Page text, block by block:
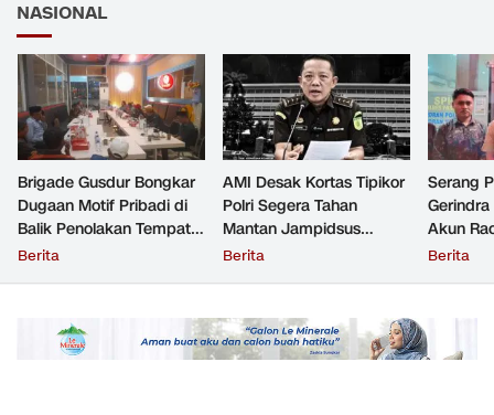
NASIONAL
Brigade Gusdur Bongkar
Dugaan Motif Pribadi di
Balik Penolakan Tempat
Ibadah GKJW Bangil
Berita
AMI Desak Kortas Tipikor
Polri Segera Tahan
Mantan Jampidsus
Tersangka Korupsi
Berita
Serang
Akun
Resmi
Berita